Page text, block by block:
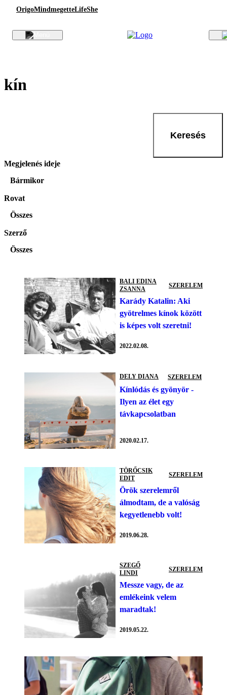
OrigoMindmegetteLifeShe
kín
Keresés
Megjelenés ideje
Bármikor
Rovat
Összes
Szerző
Összes
BALI EDINA
ZSANNA
SZERELEM
Karády Katalin: Aki
gyötrelmes kínok között
is képes volt szeretni!
2022.02.08.
DELY DIANA SZERELEM
Kínlódás és gyönyör -
Ilyen az élet egy
távkapcsolatban
2020.02.17.
TÖRŐCSIK
EDIT
SZERELEM
Örök szerelemről
álmodtam, de a valóság
kegyetlenebb volt!
2019.06.28.
SZEGŐ
LINDI
SZERELEM
Messze vagy, de az
emlékeink velem
maradtak!
2019.05.22.